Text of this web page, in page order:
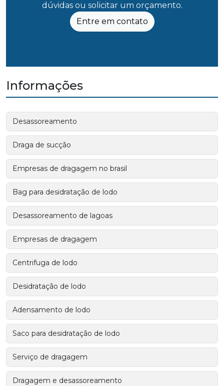
dúvidas ou solicitar um orçamento.
Entre em contato
Informações
Desassoreamento
Draga de sucção
Empresas de dragagem no brasil
Bag para desidratação de lodo
Desassoreamento de lagoas
Empresas de dragagem
Centrifuga de lodo
Desidratação de lodo
Adensamento de lodo
Saco para desidratação de lodo
Serviço de dragagem
Dragagem e desassoreamento